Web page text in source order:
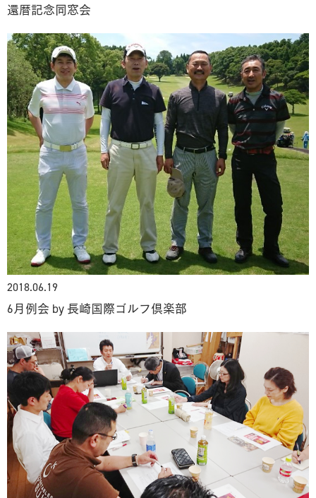
還暦記念同窓会
2018.06.19
6月例会 by 長崎国際ゴルフ倶楽部